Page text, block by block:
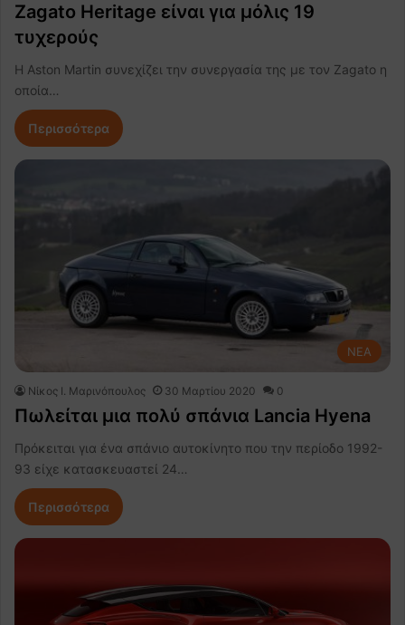
Zagato Heritage είναι για μόλις 19
τυχερούς
Η Aston Martin συνεχίζει την συνεργασία της με τον Zagato η
οποία…
Περισσότερα
NEA
Nίκος Ι. Mαρινόπουλος 30 Μαρτίου 2020 0
Πωλείται μια πολύ σπάνια Lancia Hyena
Πρόκειται για ένα σπάνιο αυτοκίνητο που την περίοδο 1992-
93 είχε κατασκευαστεί 24…
Περισσότερα